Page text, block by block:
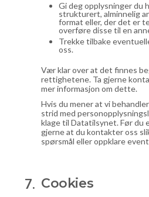
Gi deg opplysninger du
strukturert, alminnelig
format eller, der det er
overføre disse til en
Trekke tilbake
oss.
Vær klar over at det finnes
rettighetene. Ta gjerne
mer informasjon om dette.
Hvis du mener at vi
strid med
klage til Datatilsynet. Før du
gjerne at du kontakter oss
spørsmål eller oppklare
Cookies